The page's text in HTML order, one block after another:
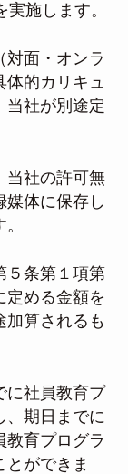
施します。
対面・オンラ
的カリキュ
当社が別途定
当社の許可無
媒体に保存し
５条第１項第
定める金額を
加算されるも
に社員教育プ
、期日までに
教育プログラ
とができま